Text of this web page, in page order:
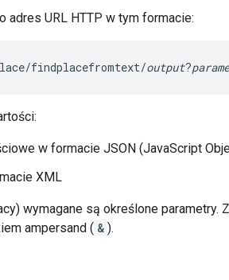
adres URL HTTP w tym formacie:
findplacefromtext/output?
w formacie JSON (JavaScript
XML
wymagane są określone
ampersand ( & ).